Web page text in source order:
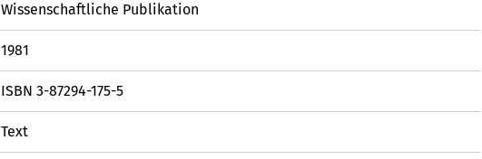
Wissenschaftliche Publikation
1981
ISBN 3-87294-175-5
Text